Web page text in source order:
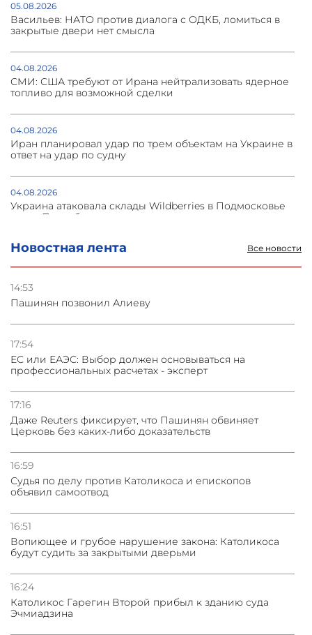
Новостная лента Все новости
14:53
Пашинян позвонил Алиеву
17:54
ЕС или ЕАЭС: Выбор должен основываться на
профессиональных расчетах - эксперт
17:16
Даже Reuters фиксирует, что Пашинян обвиняет
Церковь без каких-либо доказательств
16:59
Судья по делу против Католикоса и епископов
объявил самоотвод
16:51
Вопиющее и грубое нарушение закона: Католикоса
будут судить за закрытыми дверьми
16:24
Католикос Гарегин Второй прибыл к зданию суда
Эчмиадзина
05.08.2026
Васильев: НАТО против диалога с ОДКБ, ломиться в
закрытые двери нет смысла
04.08.2026
СМИ: США требуют от Ирана нейтрализовать ядерное
топливо для возможной сделки
04.08.2026
Иран планировал удар по трем объектам на Украине в
ответ на удар по судну
04.08.2026
Украина атаковала склады Wildberries в Подмосковье
и под Петербургом
03.08.2026
Стратегия безопасности ОДКБ допускает применение
Азербайджане
31.07.2026
Сотрудничество и очереди – детали визита главы
погрануправления СНБ Армении в Тбилиси